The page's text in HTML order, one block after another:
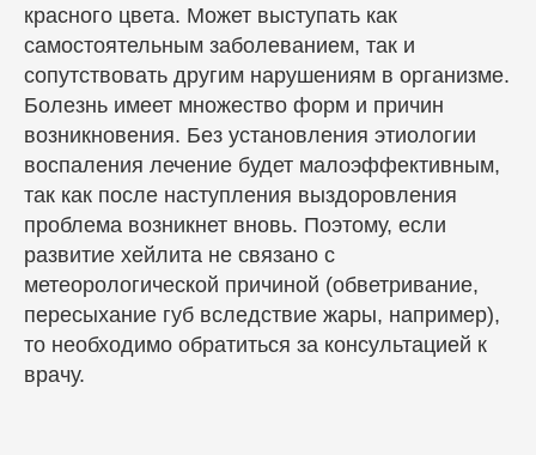
красного цвета. Может выступать как
самостоятельным заболеванием, так и
сопутствовать другим нарушениям в организме.
Болезнь имеет множество форм и причин
возникновения. Без установления этиологии
воспаления лечение будет малоэффективным,
так как после наступления выздоровления
проблема возникнет вновь. Поэтому, если
развитие хейлита не связано с
метеорологической причиной (обветривание,
пересыхание губ вследствие жары, например),
то необходимо обратиться за консультацией к
врачу.